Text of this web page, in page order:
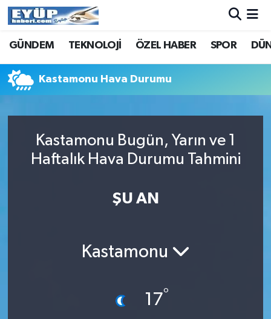
GÜNDEM TEKNOLOJİ ÖZEL HABER SPOR
Kastamonu Hava Durumu
Kastamonu Bugün, Yarın ve 1
Haftalık Hava Durumu Tahmini
ŞU AN
Kastamonu
17°